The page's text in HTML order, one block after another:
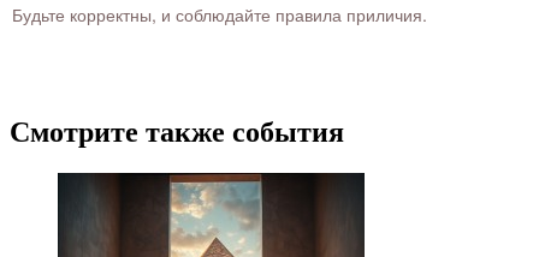
Будьте корректны, и соблюдайте правила приличия.
Смотрите также события